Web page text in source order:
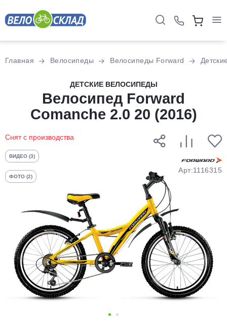
Главная Велосипеды Велосипеды Forward
ДЕТСКИЕ ВЕЛОСИПЕДЫ
Велосипед Forward
Comanche 2.0 20 (2016)
Снят с производства
ВИДЕО (3)
ФОТО (2)
Арт:1116315
Разбейте
оплатуна части
без переплат
График платежей
Добавляйте товары
в корзину
Оплачивайте сегодня только
25% картой любого банка